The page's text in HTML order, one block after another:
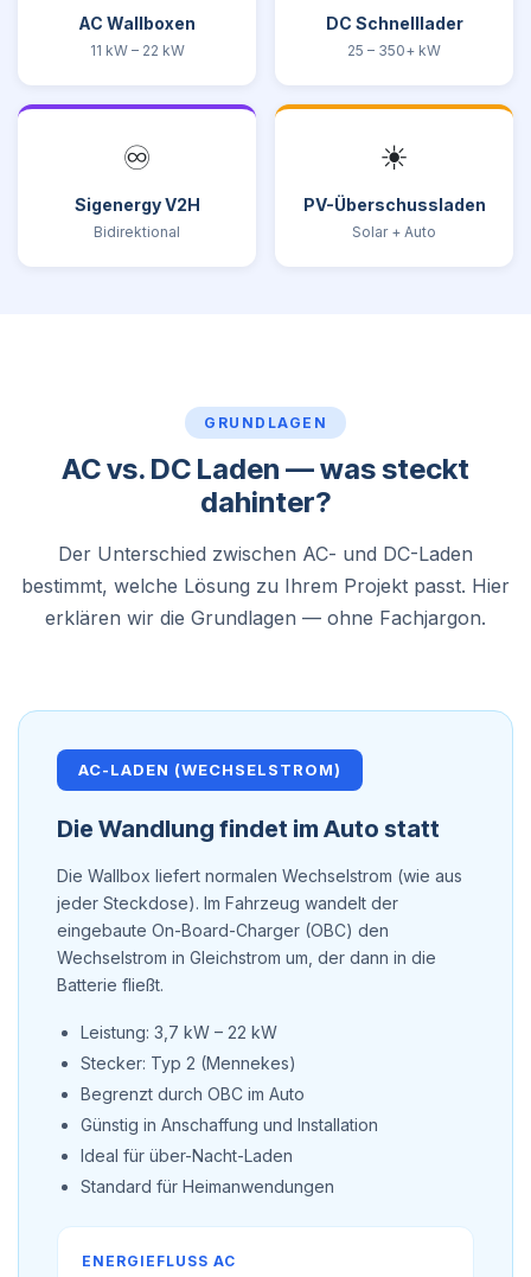
AC Wallboxen
11 kW – 22 kW
DC Schnelllader
25 – 350+ kW
♾
Sigenergy V2H
Bidirektional
☀
PV-Überschussladen
Solar + Auto
GRUNDLAGEN
AC vs. DC Laden — was steckt
dahinter?
Der Unterschied zwischen AC- und DC-Laden
bestimmt, welche Lösung zu Ihrem Projekt passt. Hier
erklären wir die Grundlagen — ohne Fachjargon.
AC-LADEN (WECHSELSTROM)
Die Wandlung findet im Auto statt
Die Wallbox liefert normalen Wechselstrom (wie aus
jeder Steckdose). Im Fahrzeug wandelt der
eingebaute On-Board-Charger (OBC) den
Wechselstrom in Gleichstrom um, der dann in die
Batterie fließt.
Leistung: 3,7 kW – 22 kW
Stecker: Typ 2 (Mennekes)
Begrenzt durch OBC im Auto
Günstig in Anschaffung und Installation
Ideal für über-Nacht-Laden
Standard für Heimanwendungen
ENERGIEFLUSS AC